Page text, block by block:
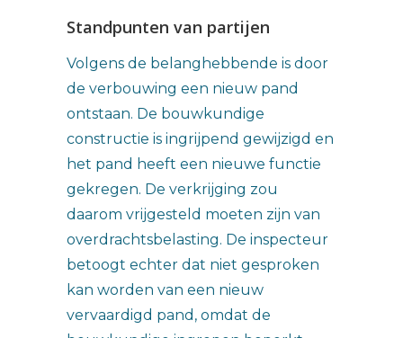
Standpunten van partijen
Volgens de belanghebbende is door
de verbouwing een nieuw pand
ontstaan. De bouwkundige
constructie is ingrijpend gewijzigd en
het pand heeft een nieuwe functie
gekregen. De verkrijging zou
daarom vrijgesteld moeten zijn van
overdrachtsbelasting. De inspecteur
betoogt echter dat niet gesproken
kan worden van een nieuw
vervaardigd pand, omdat de